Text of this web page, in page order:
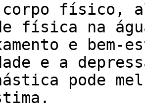
físico,
física na
e bem-
e a
pode